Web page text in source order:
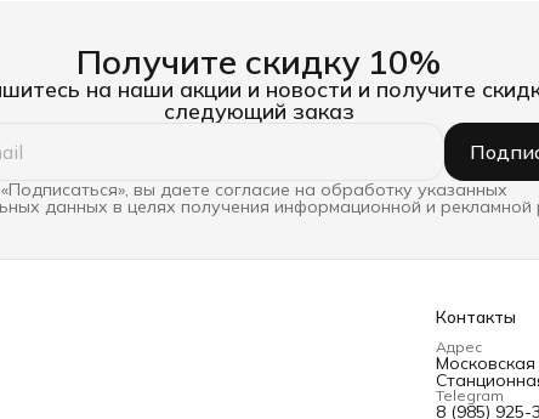
Получите скидку 10%
на наши акции и новости и получите
следующий заказ
вы даете согласие на обработку указанных
данных в целях получения информационной и рекламной
Контакты
Адрес
Московская
Telegram
8 (985) 925-